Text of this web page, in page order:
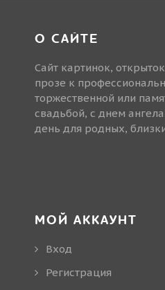
О САЙТЕ
Сайт картинок,
прозе к
торжественной или
свадьбой, с днем
день для родных,
МОЙ АККАУНТ
Вход
Регистрация